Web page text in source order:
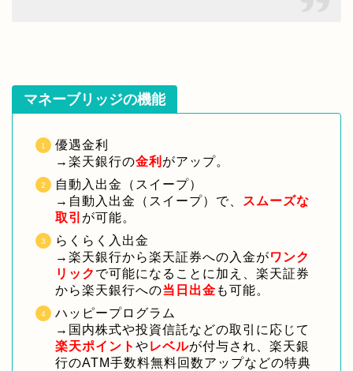
マネーブリッジの機能
優遇金利
→楽天銀行の金利 がアップ。
自動入出金（スイープ）
→自動入出金（スイープ）で、
スムーズな
取引 が可能。
らくらく入出金
→楽天銀行から楽天証券への入金がワンク
リック で可能になることに加え、楽天証券
から楽天銀行への当日出金 も可能。
ハッピープログラム
→国内株式や投資信託などの取引に応じて
楽天ポイント やレベルが付与され、楽天銀
行のATM手数料無料回数アップなどの特典